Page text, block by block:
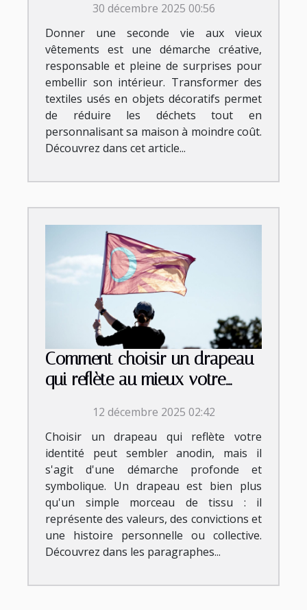
décorations maison ?
30 décembre 2025 00:56
Donner une seconde vie aux vieux
vêtements est une démarche créative,
responsable et pleine de surprises pour
embellir son intérieur. Transformer des
textiles usés en objets décoratifs permet
de réduire les déchets tout en
personnalisant sa maison à moindre coût.
Découvrez dans cet article...
Comment choisir un drapeau
qui reflète au mieux votre
12 décembre 2025 02:42
Choisir un drapeau qui reflète votre
identité peut sembler anodin, mais il
s'agit d'une démarche profonde et
symbolique. Un drapeau est bien plus
qu'un simple morceau de tissu : il
représente des valeurs, des convictions et
une histoire personnelle ou collective.
Découvrez dans les paragraphes...